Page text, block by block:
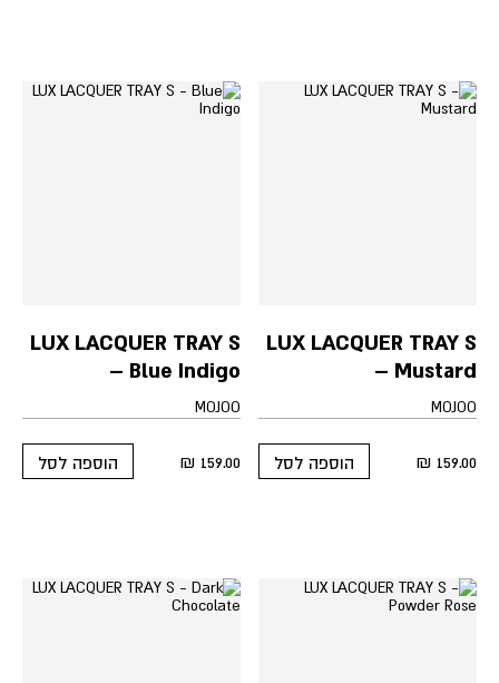
LUX LACQUER TRAY S
– Mustard
MOJOO
159.00
₪ הוספה לסל
LUX LACQUER TRAY S
– Blue Indigo
MOJOO
159.00
₪ הוספה לסל